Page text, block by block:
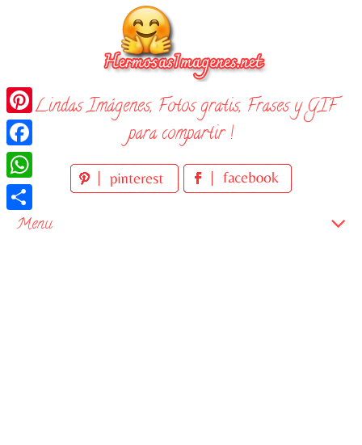
¡ Lindas Imágenes, Fotos gratis, Frases y GIF
para compartir !
Menu
Pinterest
Facebook
WhatsApp
Compartir